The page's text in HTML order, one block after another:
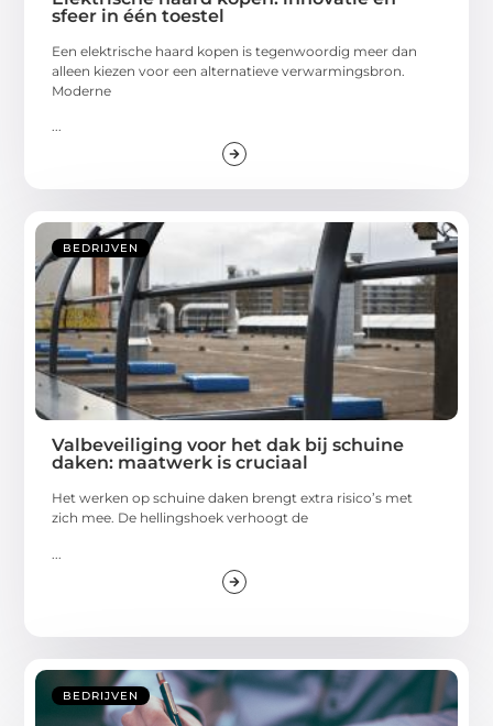
sfeer in één toestel
Een elektrische haard kopen is tegenwoordig meer dan
alleen kiezen voor een alternatieve verwarmingsbron.
Moderne
...
BEDRIJVEN
Valbeveiliging voor het dak bij schuine
daken: maatwerk is cruciaal
Het werken op schuine daken brengt extra risico’s met
zich mee. De hellingshoek verhoogt de
BEDRIJVEN